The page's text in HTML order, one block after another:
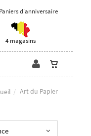
Paniers d'anniversaire
4 magasins
Art du Papier